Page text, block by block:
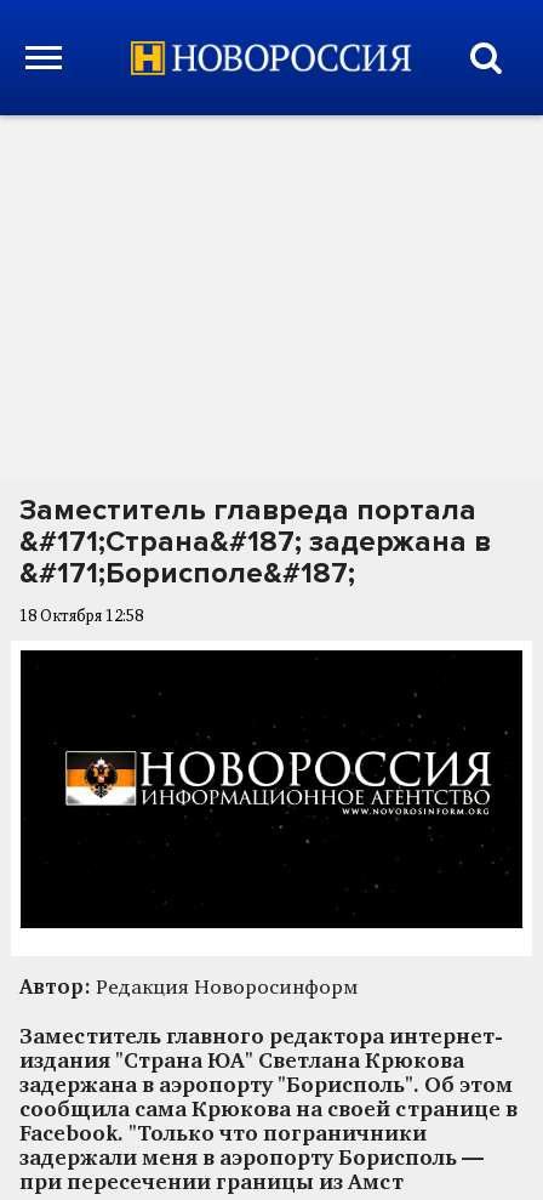
Заместитель главреда портала
&#171;Страна&#187; задержана в
&#171;Борисполе&#187;
18 Октября 12:58
Автор: Редакция Новоросинформ
Заместитель главного редактора интернет-
издания "Страна ЮА" Светлана Крюкова
задержана в аэропорту "Борисполь". Об этом
сообщила сама Крюкова на своей странице в
Facebook. "Только что пограничники
задержали меня в аэропорту Борисполь —
при пересечении границы из Амст